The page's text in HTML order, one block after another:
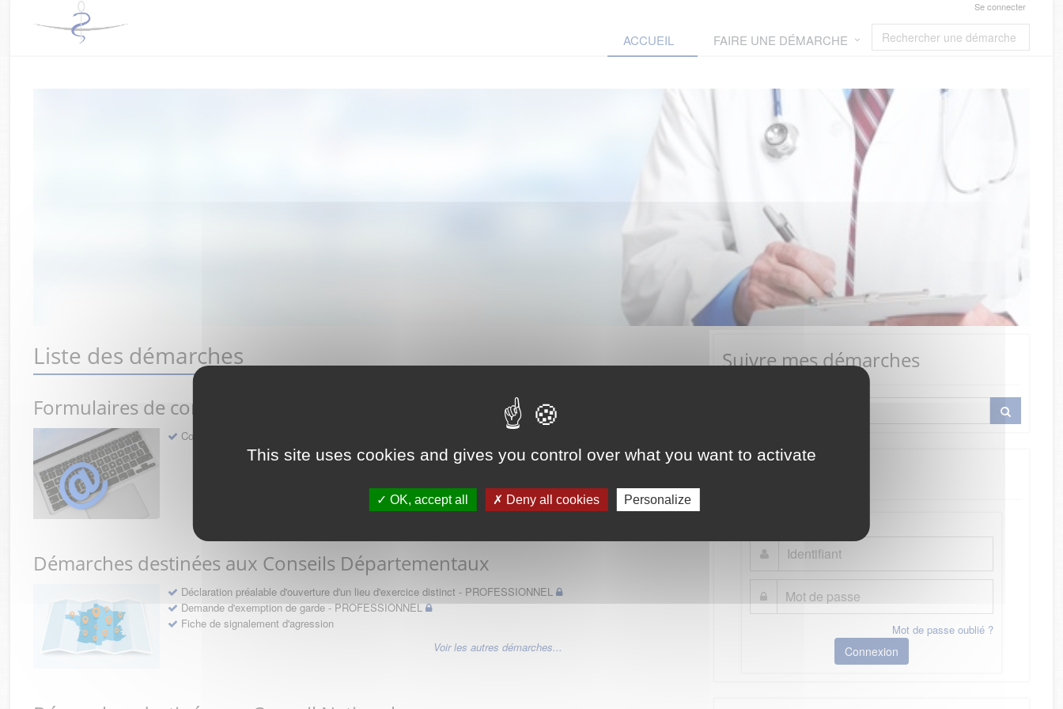
This site uses cookies and gives you control over what you want to activate
OK, accept all Deny all cookies Personalize
Se connecter
ACCUEIL FAIRE UNE DÉMARCHE
Liste des démarches
Formulaires de contact avec l'Ordre des Médecins
Contact
Démarches destinées aux Conseils Départementaux
Déclaration préalable d'ouverture d'un lieu d'exercice distinct - PROFESSIONNEL
Demande d'exemption de garde - PROFESSIONNEL
Fiche de signalement d'agression
Voir les autres démarches...
Suivre mes démarches
Mot de passe oublié ?
Connexion